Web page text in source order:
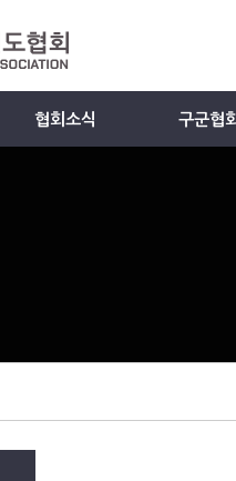
협회소식 구군협